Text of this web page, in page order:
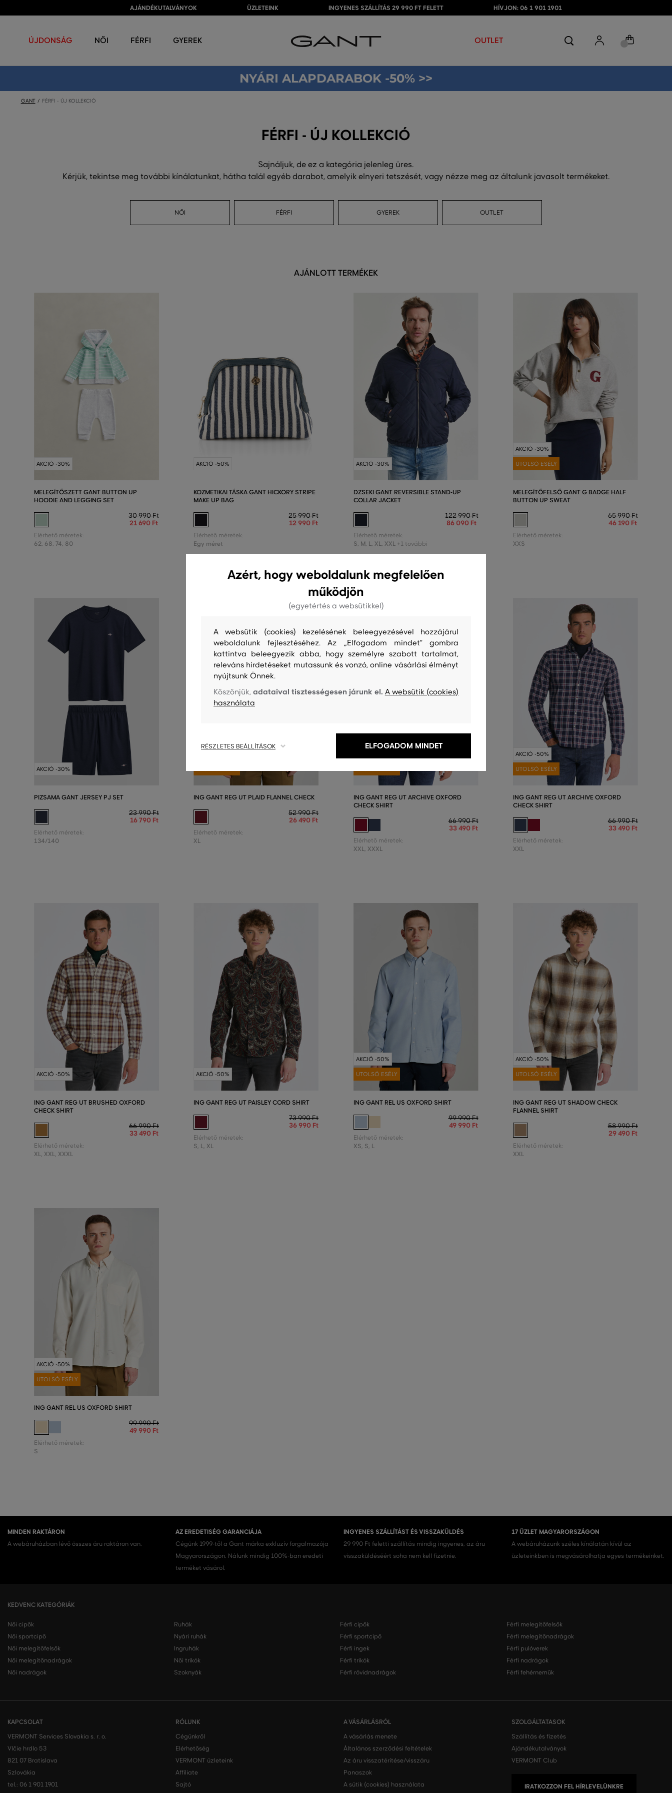
AJÁNDÉKUTALVÁNYOK ÜZLETEINK INGYENES SZÁLLÍTÁS 29 990 FT FELETT HÍVJON: 06 1 901 1901
ÚJDONSÁG NŐI FÉRFI GYEREK OUTLET
NYÁRI ALAPDARABOK -50% >>
GANT FÉRFI - ÚJ KOLLEKCIÓ
FÉRFI - ÚJ KOLLEKCIÓ
Sajnáljuk, de ez a kategória jelenleg üres.
Kérjük, tekintse meg további kínálatunkat, hátha talál egyéb darabot, amelyik elnyeri tetszését, vagy nézze meg az általunk javasolt termékeket.
NŐI FÉRFI GYEREK OUTLET
AJÁNLOTT TERMÉKEK
AKCIÓ -30%
MELEGÍTŐSZETT GANT BUTTON UP
HOODIE AND LEGGING SET
30 990 Ft
21 690 Ft
Elérhető méretek:
62, 68, 74, 80
AKCIÓ -50%
KOZMETIKAI TÁSKA GANT HICKORY STRIPE
MAKE UP BAG
25 990 Ft
12 990 Ft
Elérhető méretek:
Egy méret
AKCIÓ -30%
DZSEKI GANT REVERSIBLE STAND-UP
COLLAR JACKET
122 990 Ft
86 090 Ft
Elérhető méretek:
S, M, L, XL, XXL +1 további
AKCIÓ -30%
UTOLSÓ ESÉLY
MELEGÍTŐFELSŐ GANT G BADGE HALF
BUTTON UP SWEAT
65 990 Ft
46 190 Ft
Elérhető méretek:
XXS
AKCIÓ -30%
PIZSAMA GANT JERSEY PJ SET
23 990 Ft
16 790 Ft
Elérhető méretek:
134/140
ING GANT REG UT PLAID FLANNEL CHECK
52 990 Ft
26 490 Ft
Elérhető méretek:
XL
ING GANT REG UT ARCHIVE OXFORD
CHECK SHIRT
66 990 Ft
33 490 Ft
Elérhető méretek:
XXL, XXXL
AKCIÓ -50%
UTOLSÓ ESÉLY
ING GANT REG UT ARCHIVE OXFORD
CHECK SHIRT
66 990 Ft
33 490 Ft
Elérhető méretek:
XXL
AKCIÓ -50%
ING GANT REG UT BRUSHED OXFORD
CHECK SHIRT
66 990 Ft
33 490 Ft
Elérhető méretek:
XL, XXL, XXXL
AKCIÓ -50%
ING GANT REG UT PAISLEY CORD SHIRT
73 990 Ft
36 990 Ft
Elérhető méretek:
S, L, XL
AKCIÓ -50%
UTOLSÓ ESÉLY
ING GANT REL US OXFORD SHIRT
99 990 Ft
49 990 Ft
Elérhető méretek:
XS, S, L
AKCIÓ -50%
UTOLSÓ ESÉLY
ING GANT REG UT SHADOW CHECK
FLANNEL SHIRT
58 990 Ft
29 490 Ft
Elérhető méretek:
XXL
AKCIÓ -50%
UTOLSÓ ESÉLY
ING GANT REL US OXFORD SHIRT
99 990 Ft
49 990 Ft
Elérhető méretek:
S
MINDEN RAKTÁRON
A webáruházban lévő összes áru raktáron van.
AZ EREDETISÉG GARANCIÁJA
Cégünk 1999-től a Gant márka exkluzív forgalmazója
Magyarországon. Nálunk mindig 100%-ban eredeti
terméket vásárol.
INGYENES SZÁLLÍTÁST ÉS VISSZAKÜLDÉS
29 990 Ft feletti szállítás mindig ingyenes, az áru
visszaküldéséért soha nem kell fizetnie.
17 ÜZLET MAGYARORSZÁGON
A webáruházunk széles kínálatán kívül az
üzleteinkben is megvásárolhatja egyes termékeinket.
KEDVENC KATEGÓRIÁK
Női cipők
Női sportcipő
Női melegítőfelsők
Női melegítőnadrágok
Női nadrágok
Ruhák
Nyári ruhák
Ingruhák
Női trikók
Szoknyák
Férfi cipők
Férfi sportcipő
Férfi ingek
Férfi trikók
Férfi rövidnadrágok
Férfi melegítőfelsők
Férfi melegítőnadrágok
Férfi pulóverek
Férfi nadrágok
Férfi fehérneműk
KAPCSOLAT
VERMONT Services Slovakia s. r. o.
Vlčie hrdlo 53
821 07 Bratislava
Szlovákia
tel.: 06 1 901 1901
RÓLUNK
Cégünkről
Elérhetőség
VERMONT üzleteink
Affiliate
Sajtó
A VÁSÁRLÁSRÓL
A vásárlás menete
Általános szerződési feltételek
Az áru visszatérítése/visszáru
Panaszok
A sütik (cookies) használata
SZOLGÁLTATASOK
Szállítás és fizetés
Ajándékutalványok
VERMONT Club
IRATKOZZON FEL HÍRLEVELÜNKRE
Azért, hogy weboldalunk megfelelően
működjön
(egyetértés a websütikkel)
A websütik (cookies) kezelésének beleegyezésével hozzájárul
weboldalunk fejlesztéséhez. Az „Elfogadom mindet" gombra
kattintva beleegyezik abba, hogy személyre szabott tartalmat,
releváns hirdetéseket mutassunk és vonzó, online vásárlási élményt
nyújtsunk Önnek.
Köszönjük,adataival tisztességesen járunk el. A websütik (cookies)
használata
RÉSZLETES BEÁLLÍTÁSOK ELFOGADOM MINDET